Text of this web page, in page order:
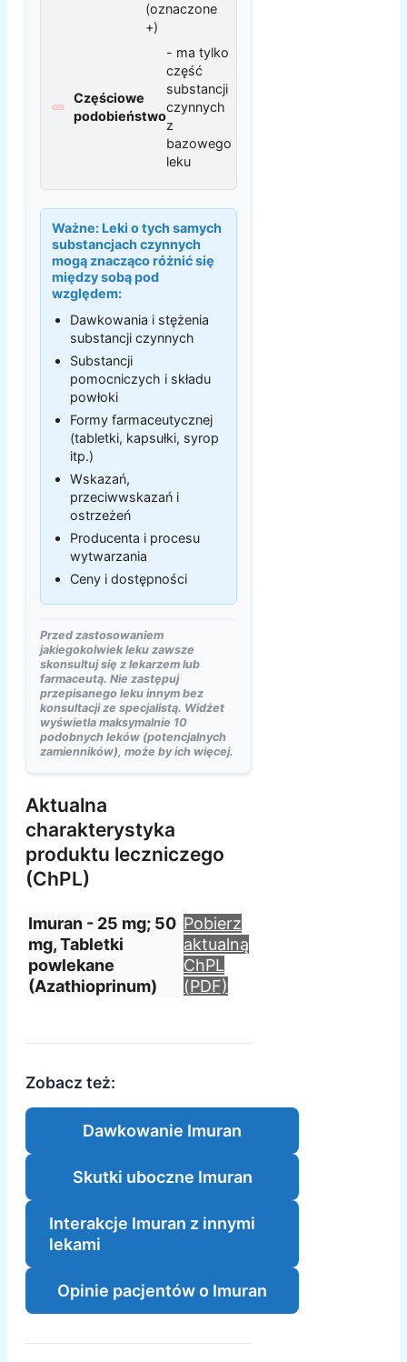
(oznaczone
+)
Częściowe
podobieństwo
- ma tylko
część
substancji
czynnych
z
bazowego
leku
Ważne: Leki o tych samych
substancjach czynnych
mogą znacząco różnić się
między sobą pod
względem:
Dawkowania i stężenia
substancji czynnych
Substancji
pomocniczych i składu
powłoki
Formy farmaceutycznej
(tabletki, kapsułki, syrop
itp.)
Wskazań,
przeciwwskazań i
ostrzeżeń
Producenta i procesu
wytwarzania
Ceny i dostępności
Przed zastosowaniem
jakiegokolwiek leku zawsze
skonsultuj się z lekarzem lub
farmaceutą. Nie zastępuj
przepisanego leku innym bez
konsultacji ze specjalistą. Widżet
wyświetla maksymalnie 10
podobnych leków (potencjalnych
zamienników), może by ich więcej.
Aktualna
charakterystyka
produktu leczniczego
(ChPL)
Imuran - 25 mg; 50
mg, Tabletki
powlekane
(Azathioprinum)
Pobierz
aktualną
ChPL
(PDF)
Zobacz też:
Dawkowanie Imuran
Skutki uboczne Imuran
Interakcje Imuran z innymi
lekami
Opinie pacjentów o Imuran